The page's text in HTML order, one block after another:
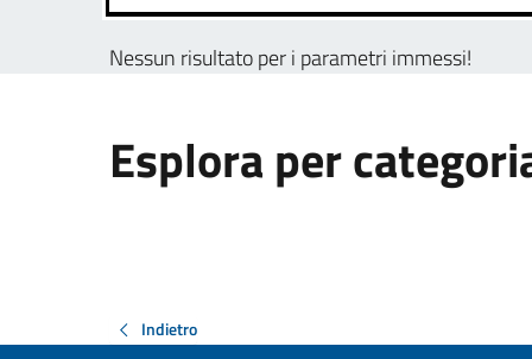
Nessun risultato per i parametri immessi!
Esplora per
Indietro